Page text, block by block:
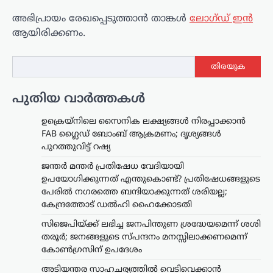
അഭിപ്രായം രേഖപ്പെടുത്താ‍ൻ താങ്കൾ ലോഗ്ഡ് ഇൻ
ആയിരിക്കണം.
തിരയുക
പുതിയ വാർത്തകൾ
ഉക്രെയ്നിലെ സൈനിക ലക്ഷ്യങ്ങൾ നിരപ്പാക്കാൻ
FAB ഗ്ലൈഡ് ബോംബ് ആക്രമണം; ദൃശ്യങ്ങൾ
പുറത്തുവിട്ട് റഷ്യ
ജന്തർ മന്തർ പ്രതിഷേധ വേദിയായി
ഉപയോഗിക്കുന്നത് എന്തുകൊണ്ട്? പ്രതിഷേധങ്ങളുടെ
പേരിൽ നഗരത്തെ ബന്ദിയാക്കുന്നത് ശരിയല്ല;
കേന്ദ്രത്തോട് ഡൽഹി ഹൈക്കോടതി
സിജെപിയ്ക്ക് ലഭിച്ച ജനപിന്തുണ ശ്രദ്ധേയമെന്ന് ശശി
തരൂർ; ജനങ്ങളുടെ സ്പന്ദനം മനസ്സിലാക്കണമെന്ന്
കോൺഗ്രസിന് ഉപദേശം
അടിയന്തര സാഹചര്യത്തിൽ വെടിവെക്കാൻ